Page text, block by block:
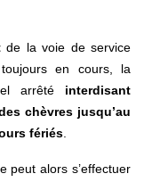
de la voie de service
en cours, la
arrêté interdisant
chèvres jusqu’au
fériés
peut alors s’effectuer